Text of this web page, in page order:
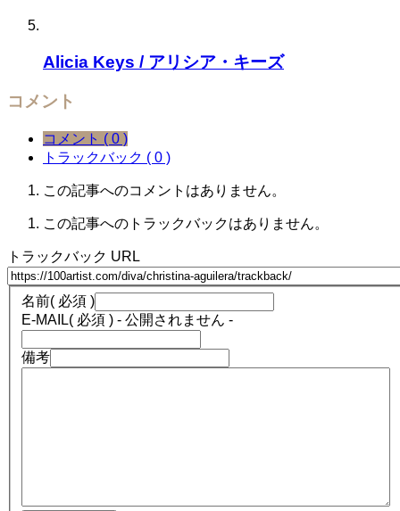
Alicia Keys / アリシア・キーズ
コメント
コメント ( 0 )
トラックバック ( 0 )
この記事へのコメントはありません。
この記事へのトラックバックはありません。
トラックバック URL
名前( 必須 )
E-MAIL( 必須 ) - 公開されません -
備考